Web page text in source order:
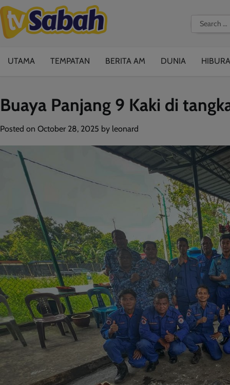
Skip
to
content
Search
for:
UTAMA TEMPATAN BERITA AM DUNIA
Buaya Panjang 9 Kaki di
Posted on October 28, 2025 by leonard